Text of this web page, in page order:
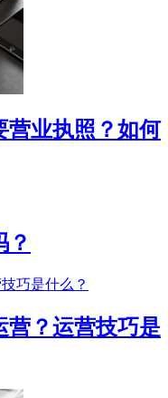
营业执照？如何
？
营？运营技巧是